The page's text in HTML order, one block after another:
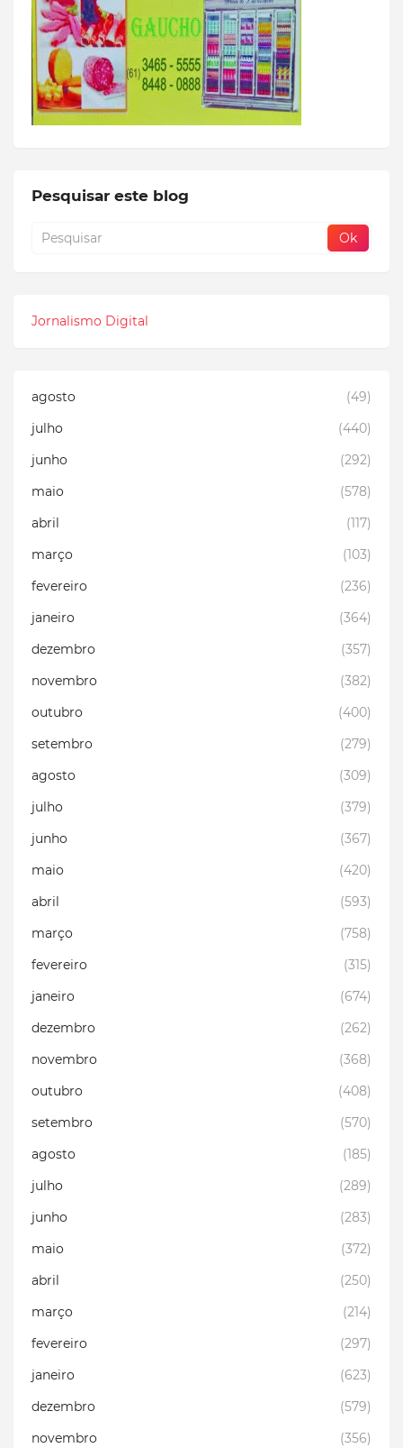
Pesquisar este blog
Jornalismo Digital
agosto
(49)
julho
(440)
junho
(292)
maio
(578)
abril
(117)
março
(103)
fevereiro
(236)
janeiro
(364)
dezembro
(357)
novembro
(382)
outubro
(400)
setembro
(279)
agosto
(309)
julho
(379)
junho
(367)
maio
(420)
abril
(593)
março
(758)
fevereiro
(315)
janeiro
(674)
dezembro
(262)
novembro
(368)
outubro
(408)
setembro
(570)
agosto
(185)
julho
(289)
junho
(283)
maio
(372)
abril
(250)
março
(214)
fevereiro
(297)
janeiro
(623)
dezembro
(579)
novembro
(356)